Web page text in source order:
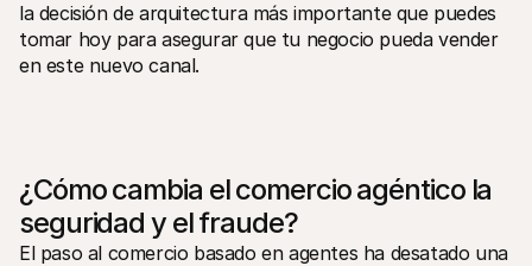
la decisión de arquitectura más importante que puedes
tomar hoy para asegurar que tu negocio pueda vender
en este nuevo canal.
¿Cómo cambia el comercio agéntico la
seguridad y el fraude?
El paso al comercio basado en agentes ha desatado una